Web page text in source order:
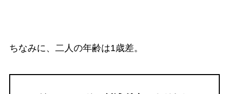
ちなみに、二人の年齢は1歳差。